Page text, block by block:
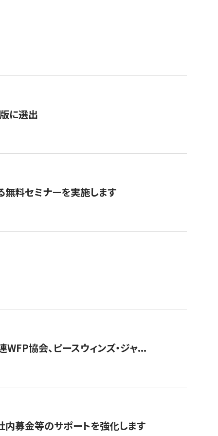
に選出
無料セミナーを実施します
協会、ピースウィンズ・ジャ...
内募金等のサポートを強化します